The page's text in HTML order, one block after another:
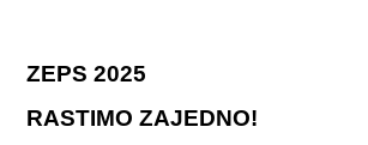
ZEPS 2025
RASTIMO ZAJEDNO!